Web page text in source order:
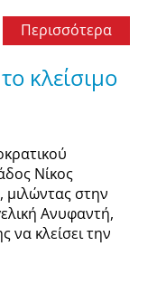
Περισσότερα
κλείσιμο
Νίκος
μιλώντας στην
Ανυφαντή,
να κλείσει την